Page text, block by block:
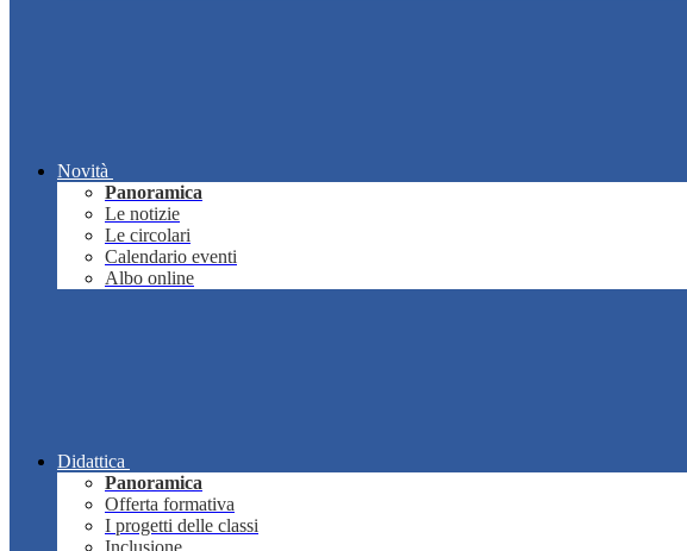
Novità
Panoramica
Le notizie
Le circolari
Calendario eventi
Albo online
Didattica
Panoramica
Offerta formativa
I progetti delle classi